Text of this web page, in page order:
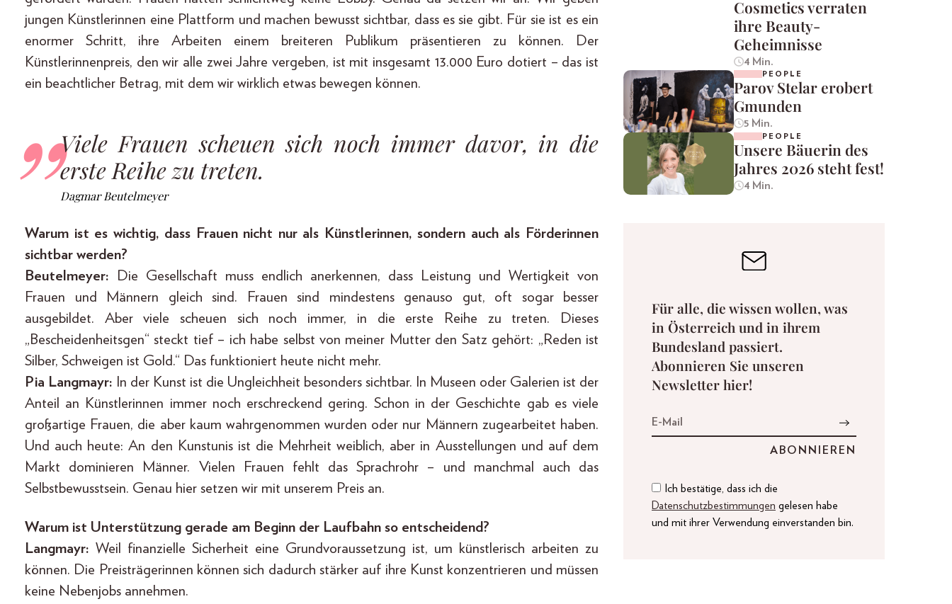
jungen Künstlerinnen eine Plattform und machen bewusst sichtbar, dass es sie gibt. Für sie ist es ein
enormer Schritt, ihre Arbeiten einem breiteren Publikum präsentieren zu können. Der
Künstlerinnenpreis, den wir alle zwei Jahre vergeben, ist mit insgesamt 13.000 Euro dotiert – das ist
ein beachtlicher Betrag, mit dem wir wirklich etwas bewegen können.
Viele Frauen scheuen sich noch immer davor, in die
erste Reihe zu treten.
Dagmar Beutelmeyer
Warum ist es wichtig, dass Frauen nicht nur als Künstlerinnen, sondern auch als Förderinnen
sichtbar werden?
Beutelmeyer: Die Gesellschaft muss endlich anerkennen, dass Leistung und Wertigkeit von
Frauen und Männern gleich sind. Frauen sind mindestens genauso gut, oft sogar besser
ausgebildet. Aber viele scheuen sich noch immer, in die erste Reihe zu treten. Dieses
„Bescheidenheitsgen“ steckt tief – ich habe selbst von meiner Mutter den Satz gehört: „Reden ist
Silber, Schweigen ist Gold.“ Das funktioniert heute nicht mehr.
Pia Langmayr: In der Kunst ist die Ungleichheit besonders sichtbar. In Museen oder Galerien ist der
Anteil an Künstlerinnen immer noch erschreckend gering. Schon in der Geschichte gab es viele
großartige Frauen, die aber kaum wahrgenommen wurden oder nur Männern zugearbeitet haben.
Und auch heute: An den Kunstunis ist die Mehrheit weiblich, aber in Ausstellungen und auf dem
Markt dominieren Männer. Vielen Frauen fehlt das Sprachrohr – und manchmal auch das
Selbstbewusstsein. Genau hier setzen wir mit unserem Preis an.
Warum ist Unterstützung gerade am Beginn der Laufbahn so entscheidend?
Langmayr: Weil finanzielle Sicherheit eine Grundvoraussetzung ist, um künstlerisch arbeiten zu
können. Die Preisträgerinnen können sich dadurch stärker auf ihre Kunst konzentrieren und müssen
keine Nebenjobs annehmen.
Cosmetics verraten
ihre Beauty-
Geheimnisse
4 Min.
PEOPLE
Parov Stelar erobert
Gmunden
5 Min.
PEOPLE
Unsere Bäuerin des
Jahres 2026 steht fest!
4 Min.
Für alle, die wissen wollen, was
in Österreich und in ihrem
Bundesland passiert.
Abonnieren Sie unseren
Newsletter hier!
Ich bestätige, dass ich die
Datenschutzbestimmungen gelesen habe
und mit ihrer Verwendung einverstanden bin.